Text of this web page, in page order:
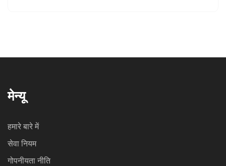
मेन्यू
हमारे बारे में
सेवा नियम
गोपनीयता नीति